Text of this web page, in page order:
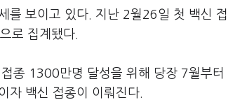
를 보이고 있다. 지난 2월26일 첫 백신
로 집계됐다.
종 1300만명 달성을 위해 당장 7월부
자 백신 접종이 이뤄진다.